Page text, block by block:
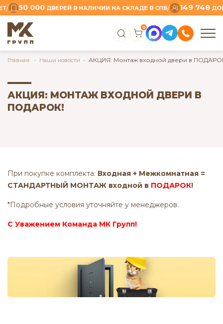
/ 50 000ДВЕРЕЙ В НАЛИЧИИ НА СКЛАДЕ В СПБ/ 149 748
0
Главная Наши новости АКЦИЯ: Монтаж входной двери в
АКЦИЯ: МОНТАЖ ВХОДНОЙ ДВЕРИ В
ПОДАРОК!
При покупке комплекта: Входная + Межкомнатная =
СТАНДАРТНЫЙ МОНТАЖ входной в ПОДАРОК!
*Подробные условия уточняйте у менеджеров.
С Уважением Команда МК Групп!